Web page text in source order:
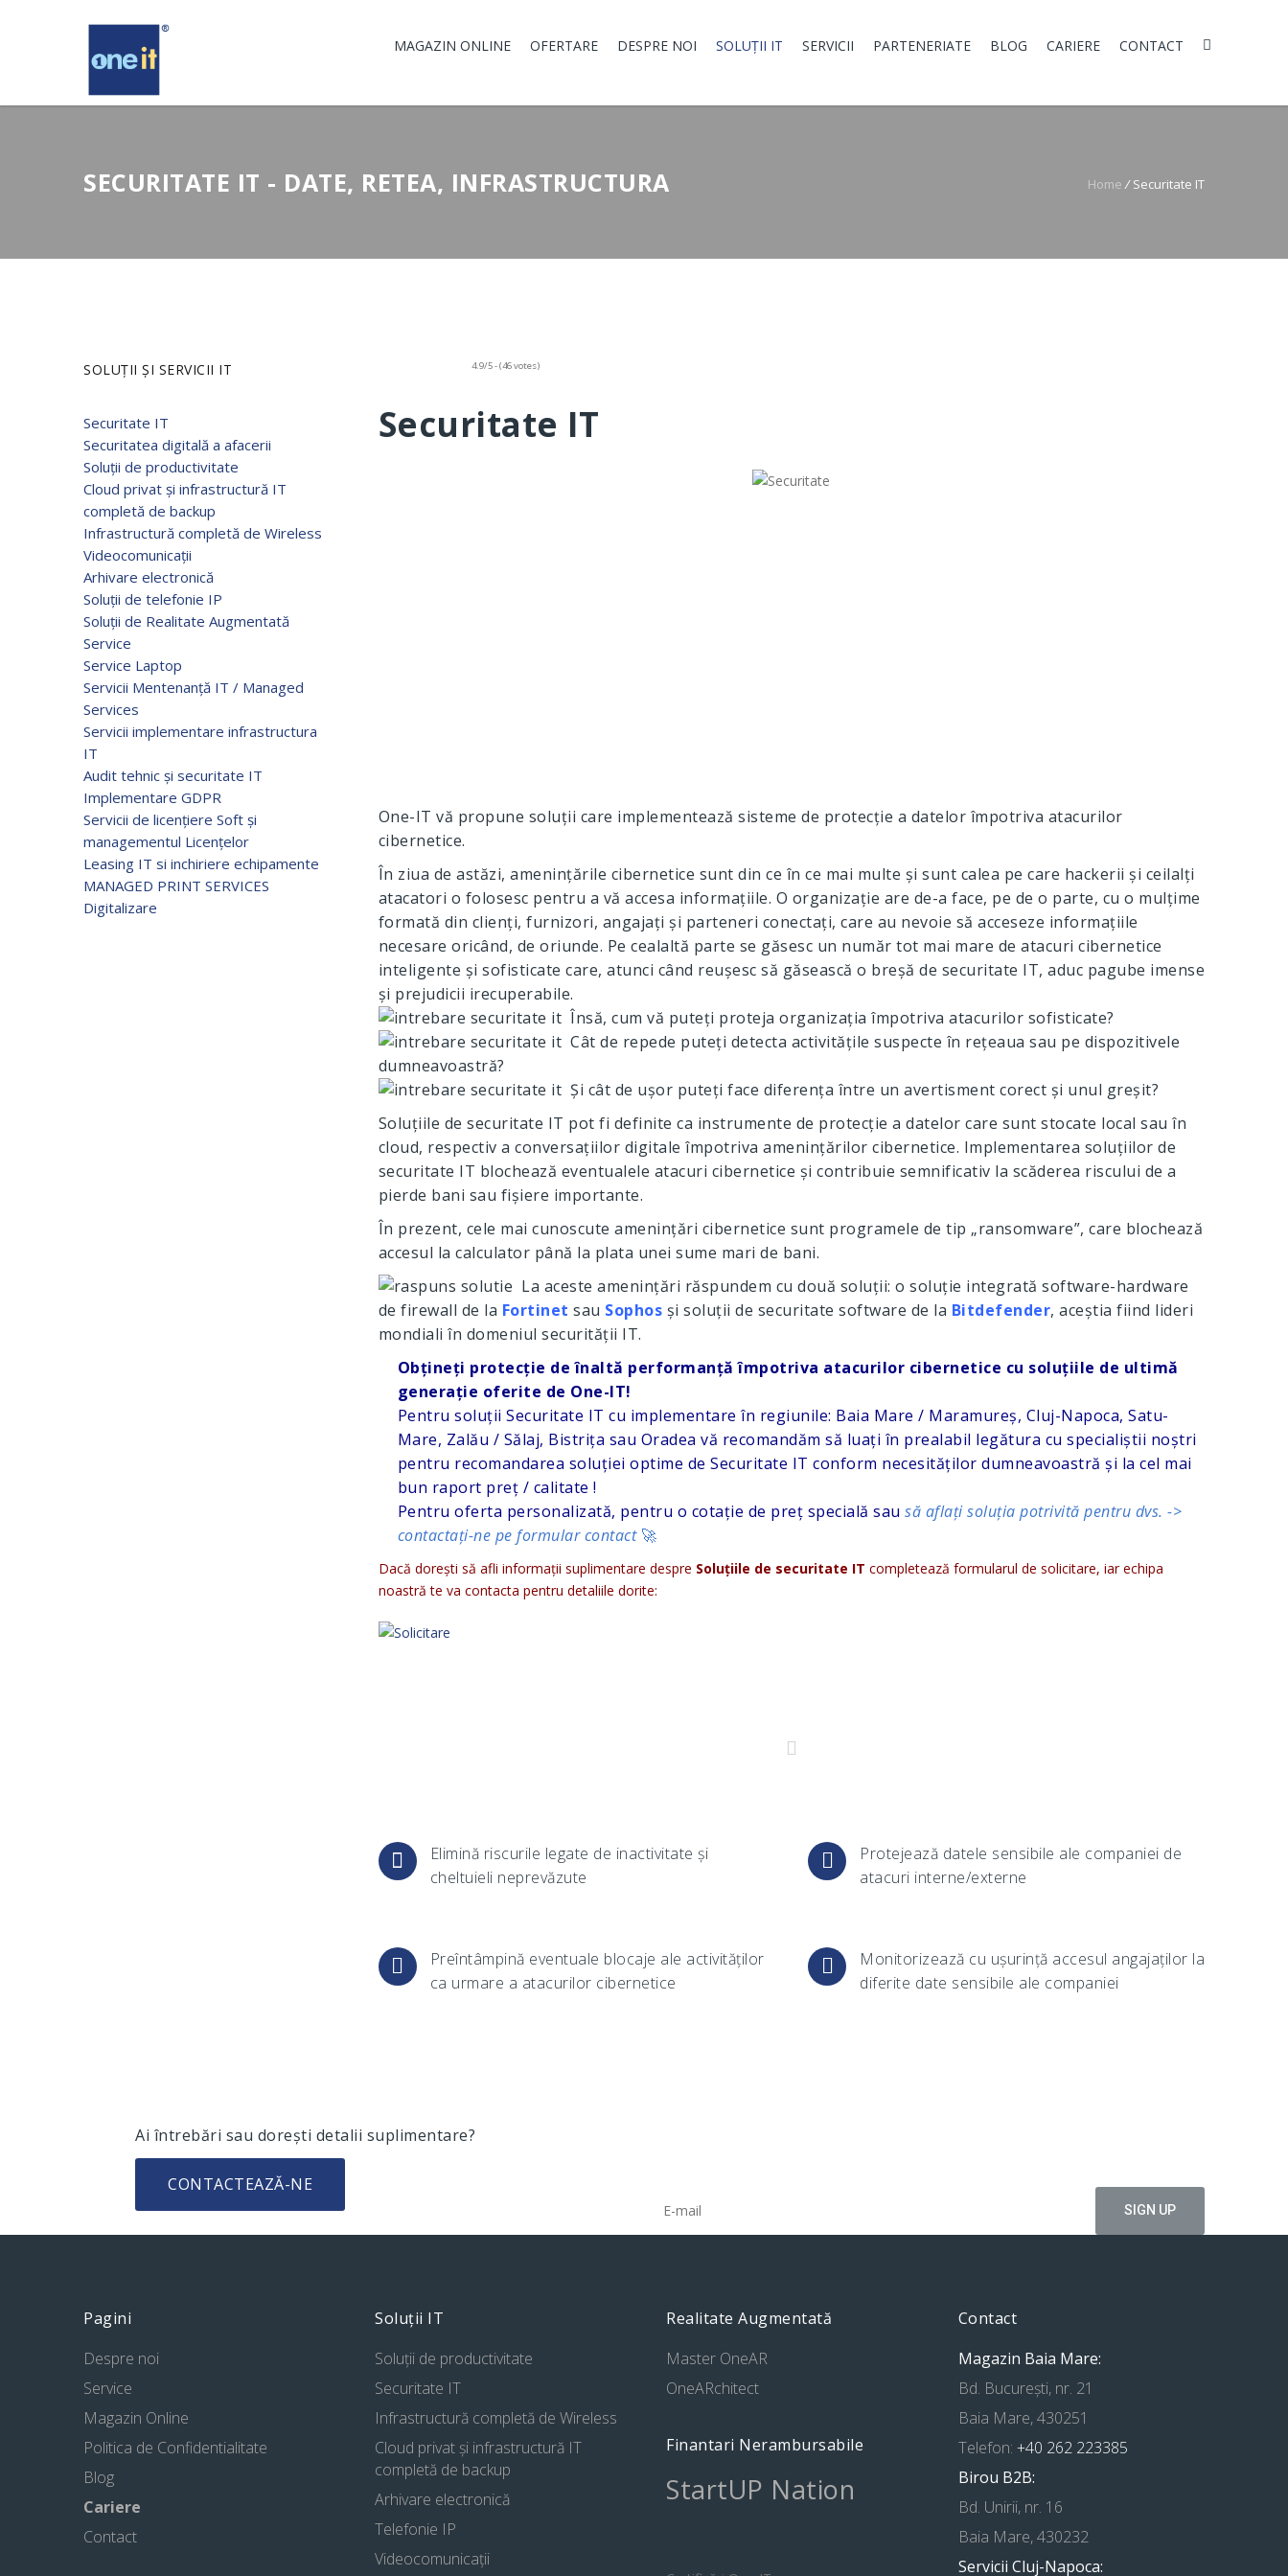
MAGAZIN ONLINE OFERTARE DESPRE NOI SOLUȚII IT SERVICII PARTENERIATE BLOG CARIERE CONTACT
SECURITATE IT - DATE, RETEA, INFRASTRUCTURA Home / Securitate IT
SOLUȚII ȘI SERVICII IT
Securitate IT
Securitatea digitală a afacerii
Soluții de productivitate
Cloud privat și infrastructură IT
completă de backup
Infrastructură completă de Wireless
Videocomunicații
Arhivare electronică
Soluții de telefonie IP
Soluții de Realitate Augmentată
Service
Service Laptop
Servicii Mentenanță IT / Managed
Services
Servicii implementare infrastructura
IT
Audit tehnic și securitate IT
Implementare GDPR
Servicii de licențiere Soft și
managementul Licențelor
Leasing IT si inchiriere echipamente
MANAGED PRINT SERVICES
Digitalizare
4.9/5 - (46 votes)
Securitate IT
One-IT vă propune soluții care implementează sisteme de protecție a datelor împotriva atacurilor
cibernetice.
În ziua de astăzi, amenințările cibernetice sunt din ce în ce mai multe și sunt calea pe care hackerii și ceilalți
atacatori o folosesc pentru a vă accesa informațiile. O organizație are de-a face, pe de o parte, cu o mulțime
formată din clienți, furnizori, angajați și parteneri conectați, care au nevoie să acceseze informațiile
necesare oricând, de oriunde. Pe cealaltă parte se găsesc un număr tot mai mare de atacuri cibernetice
inteligente și sofisticate care, atunci când reușesc să găsească o breșă de securitate IT, aduc pagube imense
și prejudicii irecuperabile.
Însă, cum vă puteți proteja organizația împotriva atacurilor sofisticate?
Cât de repede puteți detecta activitățile suspecte în rețeaua sau pe dispozitivele
dumneavoastră?
Și cât de ușor puteți face diferența între un avertisment corect și unul greșit?
Soluțiile de securitate IT pot fi definite ca instrumente de protecție a datelor care sunt stocate local sau în
cloud, respectiv a conversațiilor digitale împotriva amenințărilor cibernetice. Implementarea soluțiilor de
securitate IT blochează eventualele atacuri cibernetice și contribuie semnificativ la scăderea riscului de a
pierde bani sau fișiere importante.
În prezent, cele mai cunoscute amenințări cibernetice sunt programele de tip „ransomware”, care blochează
accesul la calculator până la plata unei sume mari de bani.
La aceste amenințări răspundem cu două soluții: o soluție integrată software-hardware
de firewall de la Fortinet sau Sophos și soluții de securitate software de la Bitdefender, aceștia fiind lideri
mondiali în domeniul securității IT.
Obțineți protecție de înaltă performanță împotriva atacurilor cibernetice cu soluțiile de ultimă
generație oferite de One-IT!
Pentru soluții Securitate IT cu implementare în regiunile: Baia Mare / Maramureș, Cluj-Napoca, Satu-
Mare, Zalău / Sălaj, Bistrița sau Oradea vă recomandăm să luați în prealabil legătura cu specialiștii noștri
pentru recomandarea soluției optime de Securitate IT conform necesităților dumneavoastră și la cel mai
bun raport preț / calitate !
Pentru oferta personalizată, pentru o cotație de preț specială sau să aflați soluția potrivită pentru dvs. ->
contactați-ne pe formular contact🚀
Dacă dorești să afli informații suplimentare despre Soluțiile de securitate IT completează formularul de solicitare, iar echipa
noastră te va contacta pentru detaliile dorite:
Elimină riscurile legate de inactivitate și
cheltuieli neprevăzute
Preîntâmpină eventuale blocaje ale activităților
ca urmare a atacurilor cibernetice
Protejează datele sensibile ale companiei de
atacuri interne/externe
Monitorizează cu ușurință accesul angajaților la
diferite date sensibile ale companiei
Ai întrebări sau dorești detalii suplimentare?
CONTACTEAZĂ-NE
Pagini
Despre noi
Service
Magazin Online
Politica de Confidentialitate
Blog
Cariere
Contact
Soluții IT
Soluții de productivitate
Securitate IT
Infrastructură completă de Wireless
Cloud privat și infrastructură IT
completă de backup
Arhivare electronică
Telefonie IP
Videocomunicații
Realitate Augmentată
Master OneAR
OneARchitect
Finantari Nerambursabile
StartUP Nation
Contact
Magazin Baia Mare:
Bd. București, nr. 21
Baia Mare, 430251
Telefon: +40 262 223385
Birou B2B:
Bd. Unirii, nr. 16
Baia Mare, 430232
Servicii Cluj-Napoca: